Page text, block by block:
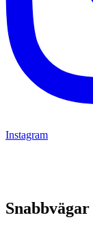
Instagram
Snabbvägar